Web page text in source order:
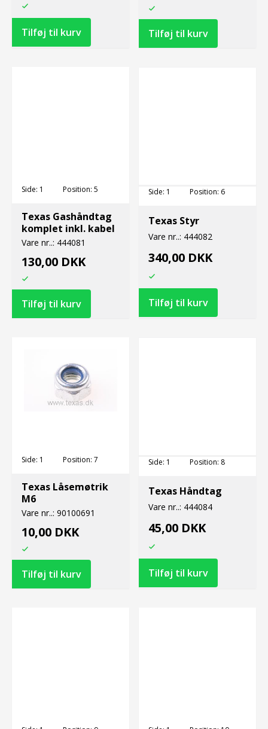
Side: 1 Position: 5
Texas Gashåndtag
komplet inkl. kabel
Vare nr..: 444081
130,00 DKK
Side: 1 Position: 6
Texas Styr
Vare nr..: 444082
340,00 DKK
Side: 1 Position: 7
Texas Låsemøtrik
M6
Vare nr..: 90100691
10,00 DKK
Side: 1 Position: 8
Texas Håndtag
Vare nr..: 444084
45,00 DKK